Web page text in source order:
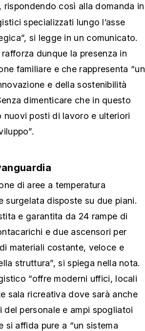
rispondendo così alla domanda in
specializzati lungo l’asse
si legge in un comunicato.
dunque la presenza in
familiare e che rappresenta “un
e della sostenibilità
dimenticare che in questo
nuovi posti di lavoro e ulteriori
di aree a temperatura
surgelata disposte su due piani.
e garantita da 24 rampe di
e due ascensori per
materiali costante, veloce e
struttura”, si spiega nella nota.
“offre moderni uffici, locali
sala ricreativa dove sarà anche
personale e ampi spogliatoi
si affida pure a “un sistema